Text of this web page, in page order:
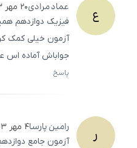
ع عمادمرادی۲۰ مهر ۱۴۰۳
فیزیک دوازدهم
جواباش آماده اس
پاسخ
ر رامینپارسا۴ مهر ۱۴۰۳
آزمون جامع